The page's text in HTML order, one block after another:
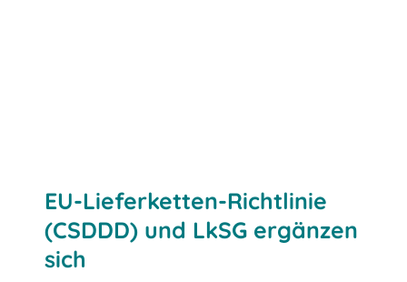
EU-Lieferketten-Richtlinie
(CSDDD) und LkSG ergänzen
sich